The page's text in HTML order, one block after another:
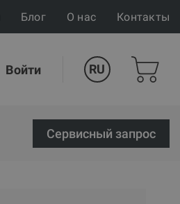
Блог О нас Контакты
Войти RU
Cервисный запрос